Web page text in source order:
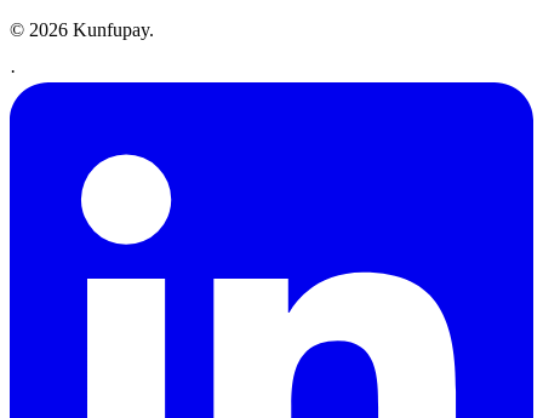
© 2026 Kunfupay.
·